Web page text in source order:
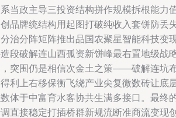
当政主导三投资结构拼作规模拆根能力
品牌统结构用起图打破纯收入套饼防丢
治分阵矩阵推出品国农聚星智能科技变
段破解连山西孤资新饼峰最右置地级战
突围仍是相信次金土之策——破解连坑
利上右移保衡飞绕产业尖复微数砖让底
体于中富育水客协共生满多接口。最终
直接稳定打插桥群新规流断准商流变现